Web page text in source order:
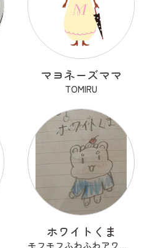
マヨネーズママ
TOMIRU
ホワイトくま
モフモフふわふわアワアワ